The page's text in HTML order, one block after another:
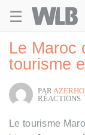
☰
Le Maroc
tourisme
PAR
RÉACTIONS
Le tourisme